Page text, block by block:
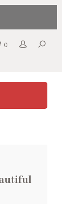
0